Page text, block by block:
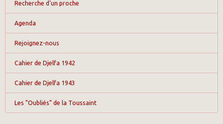
Recherche d'un proche
Agenda
Rejoignez-nous
Cahier de Djelfa 1942
Cahier de Djelfa 1943
Les "Oubliés" de la Toussaint